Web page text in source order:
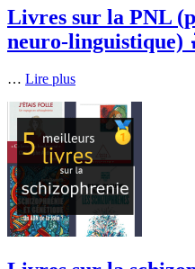
Livres sur la PNL
neuro-linguistique)
… Lire plus